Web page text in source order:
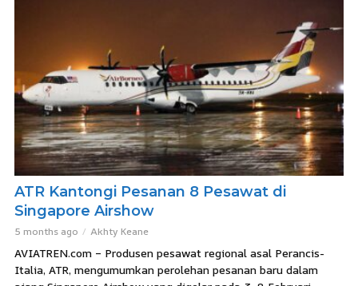
ATR Kantongi Pesanan 8 Pesawat di
Singapore Airshow
5 months ago Akhty Keane
AVIATREN.com – Produsen pesawat regional asal Perancis-
Italia, ATR, mengumumkan perolehan pesanan baru dalam